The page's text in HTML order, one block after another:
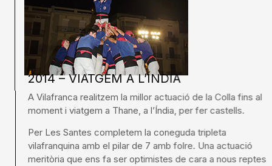
2014 – VIATGEM A L’ÍNDIA
A Vilafranca realitzem la millor actuació de la Colla fins al
moment i viatgem a Thane, a l’Índia, per fer castells.
Per Les Santes completem la coneguda tripleta
vilafranquina amb el pilar de 7 amb folre. Una actuació
meritòria que ens fa ser optimistes de cara a nous reptes